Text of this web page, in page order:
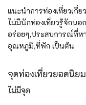
แนะนำการท่องเที่ยวเกี่
ไม่มีนักท่องเที่ยวรู้จักน
อร่อยๆ,ประสบการณ์ที่ห
อุณหภูมิ,ที่พัก เป็นต้น
จุดท่องเที่ยวยอดนิยม
ไม่มีจุด